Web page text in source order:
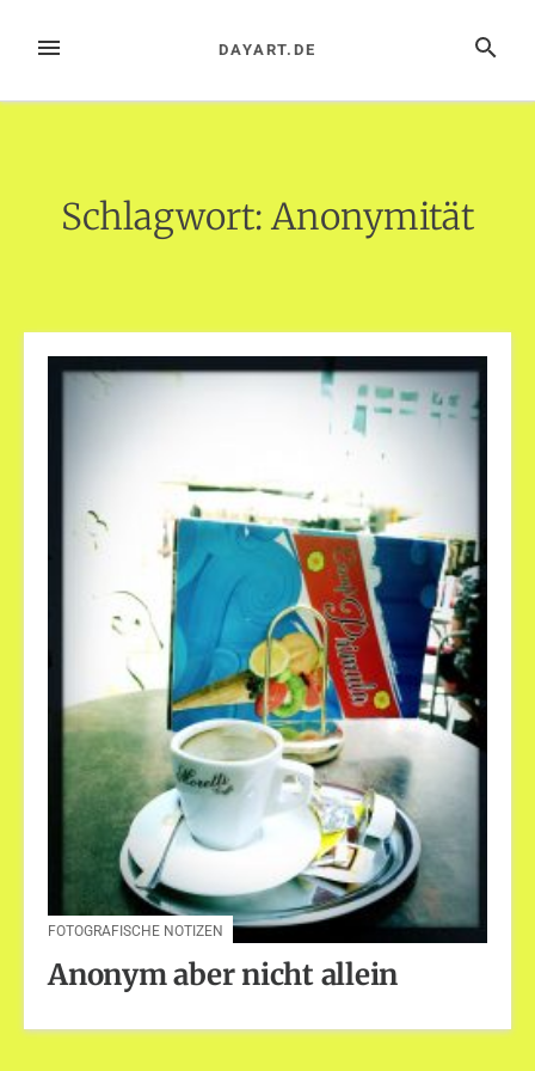
InhaltMENÜ SUCHE
DAYART.DE
Schlagwort: Anonymität
FOTOGRAFISCHE NOTIZEN
Anonym aber nicht allein